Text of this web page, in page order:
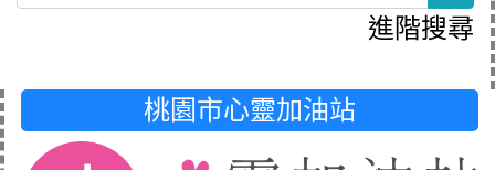
進階搜尋
桃園市心靈加油站